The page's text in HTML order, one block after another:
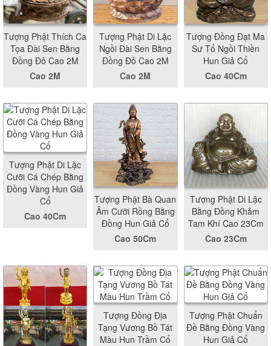
Tượng Phật Thích Ca
Tọa Đài Sen Bằng
Đồng Đỏ Cao 2M
Cao 2M
Tượng Phật Di Lặc
Ngồi Đài Sen Bằng
Đồng Đỏ Cao 2M
Cao 2M
Tượng Đồng Đạt Ma
Sư Tổ Ngồi Thiền
Hun Giả Cổ
Cao 40Cm
Tượng Phật Di Lặc
Cưỡi Cá Chép Bằng
Đồng Vàng Hun Giả
Cổ
Cao 40Cm
Tượng Phật Bà Quan
Âm Cưỡi Rồng Bằng
Đồng Hun Giả Cổ
Cao 50Cm
Tượng Phật Di Lặc
Bằng Đồng Khảm
Tam Khí Cao 23Cm
Cao 23Cm
Tượng Đồng Địa
Tạng Vương Bồ Tát
Màu Hun Trầm Cổ
Tượng Phật Chuẩn
Đề Bằng Đồng Vàng
Hun Giả Cổ